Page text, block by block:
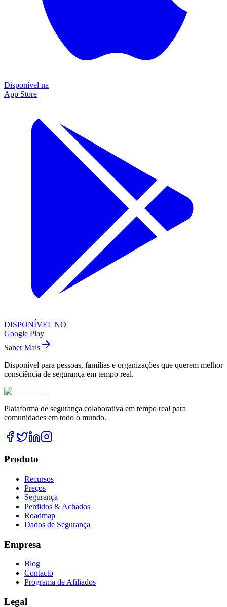
Disponível na
App Store
DISPONÍVEL NO
Google Play
Saber Mais
Disponível para pessoas, famílias e organizações que querem melhor
consciência de segurança em tempo real.
Plataforma de segurança colaborativa em tempo real para
comunidades em todo o mundo.
Produto
Recursos
Preços
Segurança
Perdidos & Achados
Roadmap
Dados de Segurança
Empresa
Blog
Contacto
Programa de Afiliados
Legal